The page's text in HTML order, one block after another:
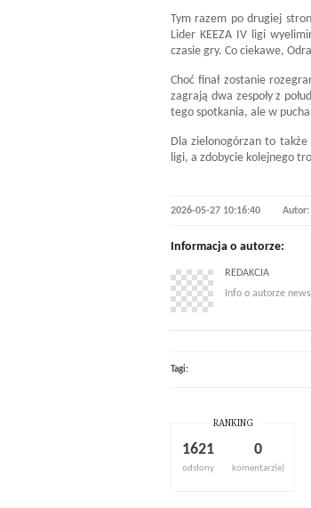
Tym razem po drugiej
Lider KEEZA IV ligi
czasie gry. Co ciekawe,
Choć finał zostanie
zagrają dwa zespoły z
tego spotkania, ale w
Dla zielonogórzan to
ligi, a zdobycie kolejnego
2026-05-27 10:16:40 Autor:
Informacja o autorze:
REDAKCJA
Info o autorze
Tagi:
RANKING
1621
odsłony
0
komentarz(e)